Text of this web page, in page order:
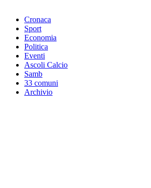
Cronaca
Sport
Economia
Politica
Eventi
Ascoli Calcio
Samb
33 comuni
Archivio